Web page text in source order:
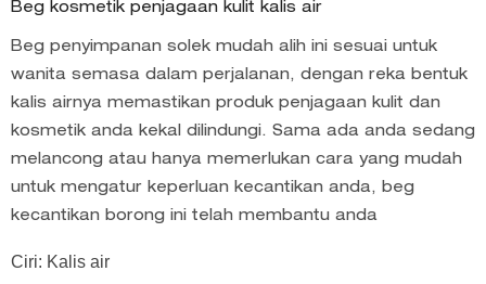
Beg kosmetik penjagaan kulit kalis air
Beg penyimpanan solek mudah alih ini sesuai untuk
wanita semasa dalam perjalanan, dengan reka bentuk
kalis airnya memastikan produk penjagaan kulit dan
kosmetik anda kekal dilindungi. Sama ada anda sedang
melancong atau hanya memerlukan cara yang mudah
untuk mengatur keperluan kecantikan anda, beg
kecantikan borong ini telah membantu anda
Ciri: Kalis air